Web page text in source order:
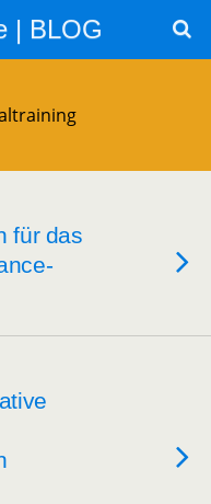
| BLOG
für das